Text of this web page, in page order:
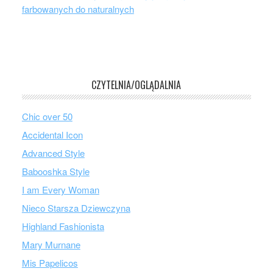
farbowanych do naturalnych
CZYTELNIA/OGLĄDALNIA
Chic over 50
Accidental Icon
Advanced Style
Babooshka Style
I am Every Woman
Nieco Starsza Dziewczyna
Highland Fashionista
Mary Murnane
Mis Papelicos